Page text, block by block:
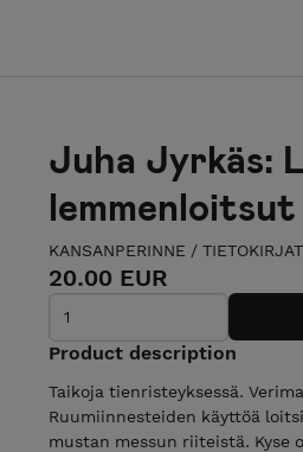
Juha Jyrkäs:
lemmenloitsut
KANSANPERINNE / TIETOKIRJAT
20.00 EUR
Product description
Taikoja tienristeyksessä.
Ruumiinnesteiden käyttöä
mustan messun riiteistä. Kyse